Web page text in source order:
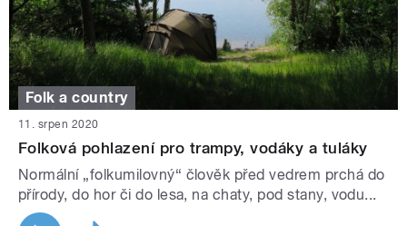
Folk a country
11. srpen 2020
Folková pohlazení pro trampy, vodáky a tuláky
Normální „folkumilovný“ člověk před vedrem prchá do
přírody, do hor či do lesa, na chaty, pod stany, vodu...